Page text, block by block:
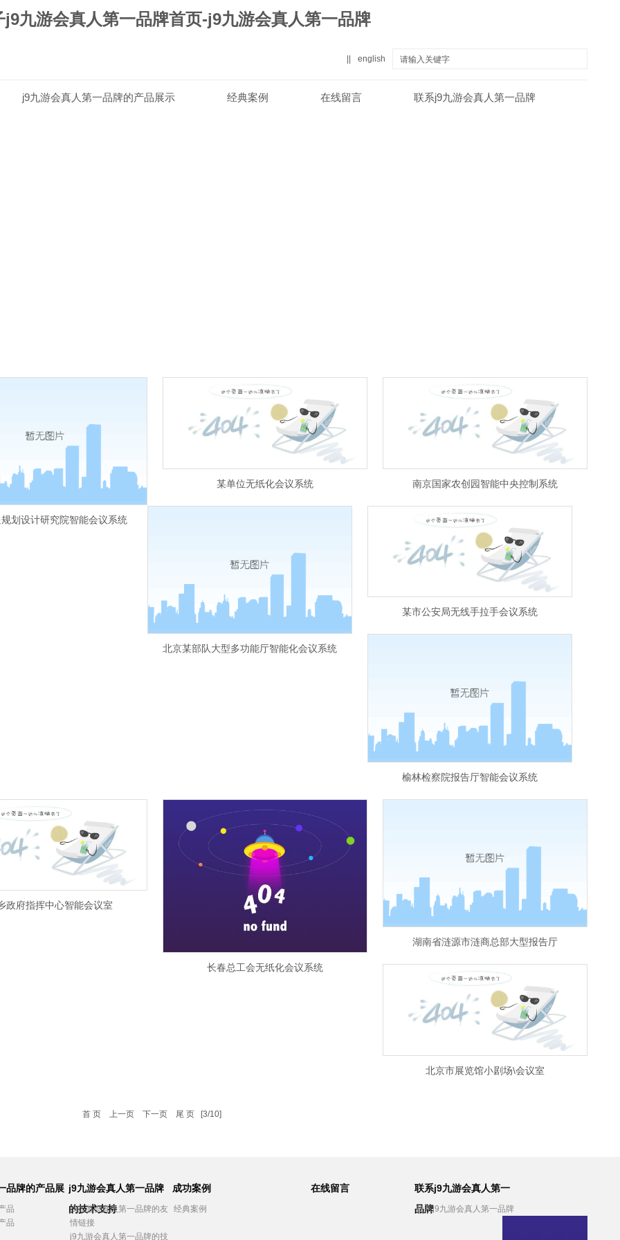
j9九游会真人第一品牌首页-j9九游会真人第一品牌
english
联系j9九游会真人第一品牌
在线留言
经典案例
j9九游会真人第一品牌的产品展示
划设计研究院智能会议系统
某单位无纸化会议系统 南京国家农创园智能中央控制系统
北京某部队大型多功能厅智能化会议系统
某市公安局无线手拉手会议系统
榆林检察院报告厅智能会议系统
政府指挥中心智能会议室
长春总工会无纸化会议系统
湖南省涟源市涟商总部大型报告厅
北京市展览馆小剧场\会议室
首 页 上一页 下一页 尾 页 [3/10]
品牌的产品展
品
品
j9九游会真人第一品牌
的技术支持
j9九游会真人第一品牌的友
情链接
j9九游会真人第一品牌的技
成功案例
经典案例
在线留言
联系j9九游会真人第一
品牌
联系j9九游会真人第一品牌